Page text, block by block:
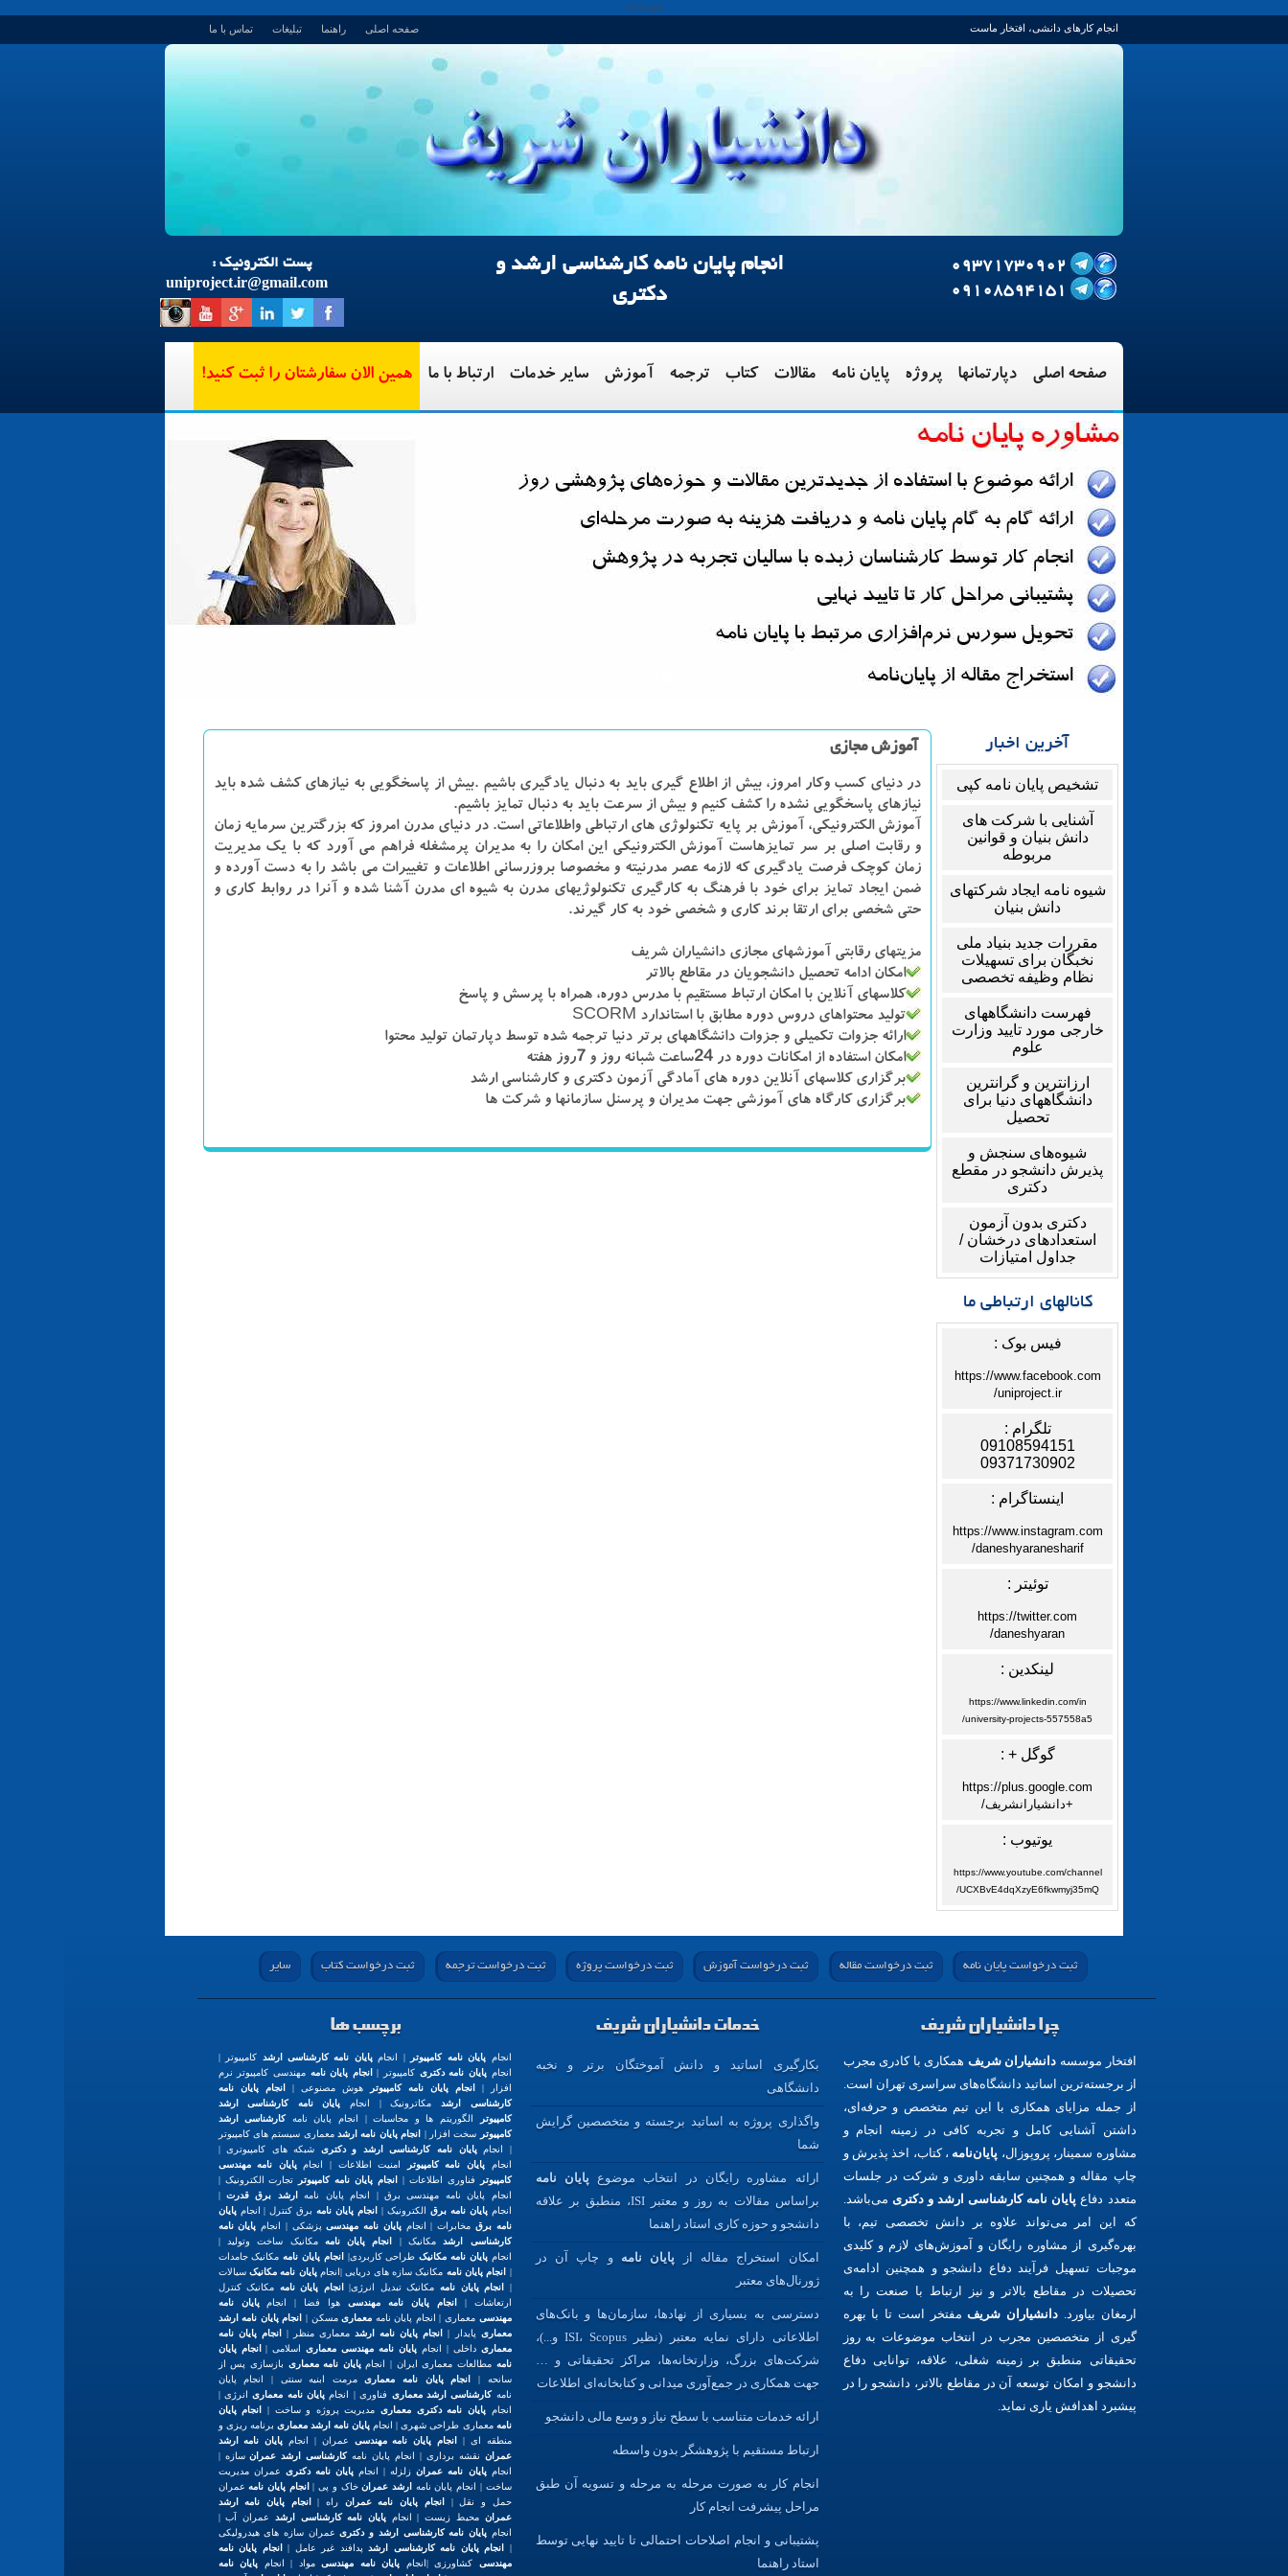
Google+
صفحه اصلی
راهنما تبلیغات تماس با ما انجام کارهای دانشی، افتخار ماست
انجام پایان نامه کارشناسی ارشد و
دکتری
پست الکترونیک :
uniproject.ir@gmail.com
صفحه اصلی‌ دپارتمانها پروژه‌ پایان نامه مقالات کتاب ترجمه آموزش سایر خدمات ارتباط با ما
آخرین اخبار
تشخیص پایان نامه کپی
آشنایی با شرکت های
دانش بنیان و قوانین
مربوطه
شیوه نامه ایجاد شرکتهای
دانش بنیان
مقررات جدید بنیاد ملی
نخبگان برای تسهیلات
نظام وظیفه تخصصی
فهرست دانشگاههای
خارجی مورد تایید وزارت
علوم
ارزانترین و گرانترین
دانشگاههای دنیا برای
تحصیل
شیوه‌های سنجش و
پذیرش دانشجو در مقطع
دکتری
دکتری بدون آزمون
استعدادهای درخشان /
جداول امتیازات
کانالهای ارتباطی ما
فیس بوک :
https://www.facebook.com
uniproject.ir/
تلگرام :
09108594151
09371730902
اینستاگرام :
https://www.instagram.com
daneshyaranesharif/
توئیتر :
https://twitter.com
daneshyaran/
لینکدین :
https://www.linkedin.com/in
university-projects-557558a5/
گوگل + :
https://plus.google.com
+دانشیارانشریف/
یوتیوب :
https://www.youtube.com/channel
UCXBvE4dqXzyE6fkwmyj35mQ/
آموزش مجازی
در دنیای کسب وکار امروز، بیش از اطلاع گیری باید به دنبال یادگیری باشیم .بیش از پاسخگویی به نیازهای کشف شده باید
نیازهای پاسخگویی نشده را کشف کنیم و بیش از سرعت باید به دنبال تمایز باشیم.
آموزش الکترونیکی، آموزش بر پایه تکنولوژی های ارتباطی واطلاعاتی است. در دنیای مدرن امروز که بزرگترین سرمایه زمان
و رقابت اصلی بر سر تمایزهاست آموزش الکترونیکی این امکان را به مدیران پرمشغله فراهم می آورد که با یک مدیریت
زمان کوچک فرصت یادگیری که لازمه عصر مدرنیته و مخصوصا بروزرسانی اطلاعات و تغییرات می باشد را به دست آورده و
ضمن ایجاد تمایز برای خود با فرهنگ به کارگیری تکنولوژیهای مدرن به شیوه ای مدرن آشنا شده و آنرا در روابط کاری و
حتی شخصی برای ارتقا برند کاری و شخصی خود به کار گیرند.
مزیتهای رقابتی آموزشهای مجازی دانشیاران شریف
امكان ادامه تحصيل دانشجویان در مقاطع بالاتر
کلاسهای آنلاین با امکان ارتباط مستقیم با مدرس دوره، همراه با پرسش و پاسخ
تولید محتواهای دروس دوره مطابق با استاندارد SCORM
ارائه جزوات تکمیلی و جزوات دانشگاههای برتر دنیا ترجمه شده توسط دپارتمان تولید محتوا
امكان استفاده از امكانات دوره در 24ساعت شبانه روز و 7روز هفته
برگزاری کلاسهای آنلاین دوره های آمادگی آزمون دکتری و کارشناسی ارشد
برگزاری کارگاه های آموزشی جهت مدیران و پرسنل سازمانها و شرکت ها
ثبت درخواست پایان نامه ثبت درخواست مقاله ثبت درخواست آموزش ثبت درخواست پروژه ثبت درخواست ترجمه ثبت درخواست کتاب سایر
چرا دانشیاران شریف
افتخار موسسه دانشیاران شریف همکاری با کادری مجرب
از برجسته‌ترین اساتید دانشگاه‌های سراسری تهران است.
از جمله مزایای همکاری با این تیم متخصص و حرفه‌ای،
داشتن آشنایی کامل و تجربه کافی در زمینه انجام و
مشاوره سمینار، پروپوزال، پایان‌نامه ، کتاب، اخذ پذیرش و
چاپ مقاله و همچنین سابقه داوری و شرکت در جلسات
متعدد دفاع پایان نامه کارشناسی ارشد و دکتری می‌باشد.
که این امر می‌تواند علاوه بر دانش تخصصی تیم، با
بهره‌گیری از مشاوره رایگان و آموزش‌های لازم و کلیدی
موجبات تسهیل فرآیند دفاع دانشجو و همچنین ادامه‌ی
تحصیلات در مقاطع بالاتر و نیز ارتباط با صنعت را به
ارمغان بیاورد. دانشیاران شریفمفتخر است تا با بهره
گیری از متخصصین مجرب در انتخاب موضوعات به روز
تحقیقاتی منطبق بر زمینه شغلی، علاقه، توانایی دفاع
دانشجو و امکان توسعه آن در مقاطع بالاتر، دانشجو را در
پیشبرد اهدافش یاری نماید.
خدمات دانشیاران شریف
بکارگیری اساتید و دانش آموختگان برتر و نخبه
دانشگاهی
واگذاری پروژه به اساتید برجسته و متخصصین گرایش
شما
ارائه مشاوره رایگان در انتخاب موضوع پایان نامه
براساس مقالات به روز و معتبر ISI، منطبق بر علاقه
دانشجو و حوزه کاری استاد راهنما
امکان استخراج مقاله از پایان نامه و چاپ آن در
ژورنال‌های معتبر
دسترسی به بسیاری از نهادها، سازمان‌ها و بانک‌های
اطلاعاتی دارای نمایه معتبر (نظیر ISI، Scopus و...)،
شرکت‌های بزرگ، وزارتخانه‌ها، مراکز تحقیقاتی و …
جهت همکاری در جمع‌آوری میدانی و کتابخانه‌ای اطلاعات
ارائه خدمات متناسب با سطح نیاز و وسع مالی دانشجو
ارتباط مستقیم با پژوهشگر بدون واسطه
انجام کار به صورت مرحله به مرحله و تسویه آن طبق
مراحل پیشرفت انجام کار
پشتیبانی و انجام اصلاحات احتمالی تا تایید نهایی توسط
استاد راهنما
برچسب ها
انجام پایان نامه کامپیوتر | انجامپایان نامه کارشناسی ارشد کامپیوتر |
انجام پایان نامه دکتری کامپیوتر | انجام پایان نامه مهندسی کامپیوتر نرم
افزار |
انجام پایان نامه کامپیوتر هوش مصنوعی |
انجام پایان نامه
کارشناسی ارشد مکاترونیک | انجام پایان نامه کارشناسی ارشد
کامپیوتر
الگوریتم ها و محاسبات | انجام پایان نامهکارشناسی ارشد
کامپیوتر
سخت افزار | انجام پایان نامه ارشدمعماری سیستم های کامپیوتر
| انجامپایان نامه کارشناسی ارشد و دکتری شبکه های کامپیوتری |
انجام پایان نامه کامپیوتر امنیت اطلاعات | انجامپایان نامه مهندسی
کامپیوتر
فناوری اطلاعات | انجام پایان نامه کامپیوتر
تجارت الکترونیک |
انجام پایان نامه مهندسی برق | انجام پایان نامه
ارشد برق قدرت|
انجامپایان نامه برق الکترونیک | انجام پایان نامهبرق کنترل | انجامپایان
نامه برق مخابرات | انجامپایان نامه مهندسیپزشکی | انجام پایان نامه
کارشناسی ارشدمکانیک | انجام پایان نامه مکانیک ساخت وتولید |
انجامپایان نامه مکانیکطراحی کاربردی| انجام پایان نامهمکانیک جامدات
|
انجام پایان نامه مکانیک سازه های دریایی |انجامپایان نامه مکانیک سیالات
|
انجام پایان نامه مکانیک تبدیل انرژی| انجام پایان نامه مکانیک کنترل
ارتعاشات |
انجام پایان نامه مهندسیهوا فضا | انجامپایان نامه
مهندسی معماری | انجام پایان نامه معماریمسکن |
انجام پایان نامه ارشد
معماری پایدار | انجام پایان نامه ارشدمعماری منظر |
انجام پایان نامه
معماری داخلی | انجام پایان نامه مهندسی معماریاسلامی |
انجام پایان
نامه مطالعات معماری ایران | انجامپایان نامه معماری بازسازی پس از
سانحه |
انجام پایان نامه معماریمرمت ابنیه سنتی | انجام پایان
نامهکارشناسی ارشد معماری فناوری | انجام پایان نامه معماریانرژی |
انجام پایان نامه دکتری معماریمدیریت پروژه و ساخت |
انجام پایان
نامه معماری طراحی شهری | انجام پایان نامه ارشد معماری برنامه ریزی و
منطقه ای |
انجام پایان نامه مهندسی عمران | انجام پایان نامه ارشد
عمران نقشه برداری | انجام پایان نامهکارشناسی ارشد عمرانسازه |
انجامپایان نامه عمرانزلزله | انجامپایان نامه دکتری عمران مدیریت
ساخت | انجام پایان نامه
ارشد عمرانخاک و پی | انجام پایان نامهعمران
حمل و نقل |
انجام پایان نامه عمران راه |
انجام پایان نامه ارشد
عمران محیط زیست | انجامپایان نامه کارشناسی ارشد عمران آب |
انجامپایان نامه کارشناسی ارشد و دکتریعمران سازه های هیدرولیکی
|
انجام پایان نامه کارشناسی ارشدپدافند غیر عامل |
انجام پایان نامه
مهندسی کشاورزی |انجام پایان نامه مهندسیمواد | انجام پایان نامه